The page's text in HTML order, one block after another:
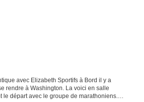
avec Elizabeth Sportifs à Bord il y a
rendre à Washington. La voici en salle
le départ avec le groupe de marathoniens.